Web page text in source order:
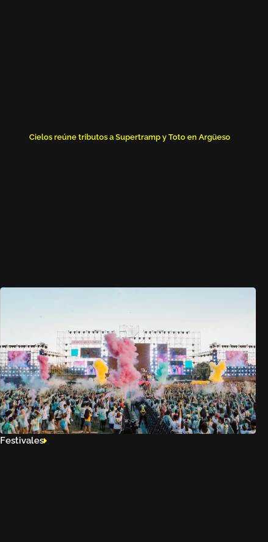
Cielos reúne tributos a Supertramp y Toto en Argüeso
Festivales